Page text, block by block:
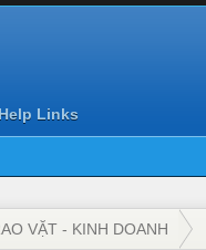
Help Links
VẶT - KINH DOANH